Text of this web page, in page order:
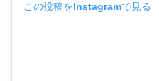
この投稿をInstagramで見る